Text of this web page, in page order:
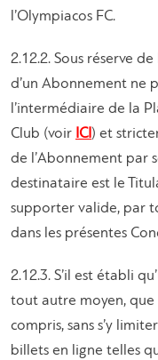
l’Olympiacos FC.
2.12.2. Sous réserve
d’un Abonnement ne
l’intermédiaire de la
Club (voir ICI ) et
de l’Abonnement par
destinataire est le
supporter valide, par
dans les présentes
2.12.3. S’il est établi
tout autre moyen,
compris, sans s’y
billets en ligne telles